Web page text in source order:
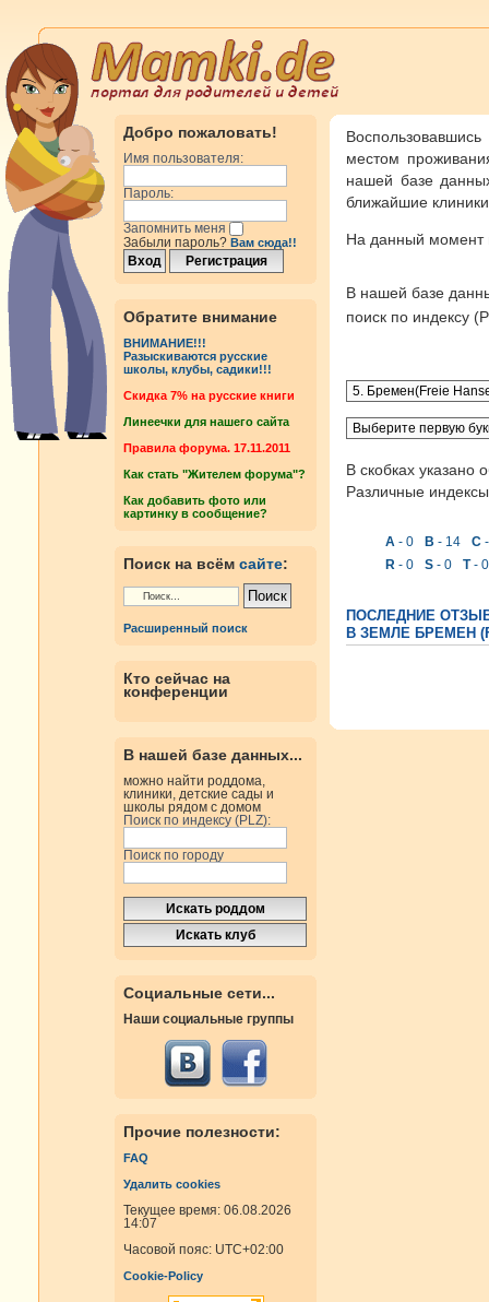
Добро пожаловать!
Имя пользователя:
Пароль:
Запомнить меня
Забыли пароль? Вам сюда!!
Обратите внимание
ВНИМАНИЕ!!!
Разыскиваются русские
школы, клубы, садики!!!
Cкидка 7% на русские книги
Линеечки для нашего сайта
Правила форума. 17.11.2011
Как стать "Жителем форума"?
Как добавить фото или
картинку в сообщение?
Поиск на всём сайте:
Расширенный поиск
Кто сейчас на
конференции
В нашей базе данных...
можно найти роддома,
клиники, детские сады и
школы рядом с домом
Поиск по индексу (PLZ):
Поиск по городу
Социальные сети...
Наши социальные группы
Прочие полезности:
FAQ
Удалить cookies
Текущее время: 06.08.2026
14:07
Часовой пояс: UTC+02:00
Cookie-Policy
местом
нашей базе
ближайшие
На данный
В нашей базе
поиск по индексу
В скобках указано
Различные
A - 0 B - 14 C
R - 0 S - 0 T- 0
ПОСЛЕДНИЕ
В ЗЕМЛЕ БРЕМЕН